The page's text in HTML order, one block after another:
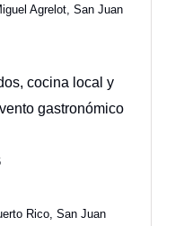
Agrelot, San Juan
cocina local y
gastronómico
Rico, San Juan